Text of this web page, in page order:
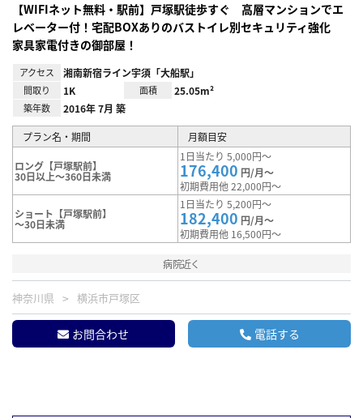
【WIFIネット無料・駅前】戸塚駅徒歩すぐ 高層マンションでエ
レベーター付！宅配BOXありのバストイレ別セキュリティ強化
家具家電付きの御部屋！
アクセス 湘南新宿ライン宇須「大船駅」
間取り 1K 面積 25.05m²
築年数 2016年 7月 築
プラン名・期間 月額目安
ロング【戸塚駅前】
30日以上～360日未満
1日当たり 5,000円～
176,400 円/月～
初期費用他 22,000円～
ショート【戸塚駅前】
～30日未満
1日当たり 5,200円～
182,400 円/月～
初期費用他 16,500円～
病院近く
神奈川県 横浜市戸塚区
お問合わせ 電話する